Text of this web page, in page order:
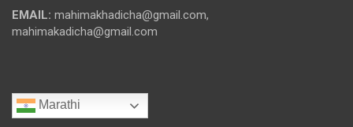
EMAIL: mahimakhadicha@gmail.com,
mahimakadicha@gmail.com
Marathi